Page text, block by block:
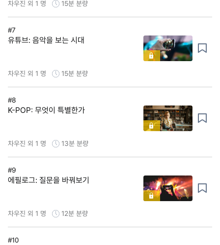
차우진 외 1 명 15분 분량
#7
유튜브: 음악을 보는 시대
차우진 외 1 명 15분 분량
#8
K-POP: 무엇이 특별한가
차우진 외 1 명 13분 분량
#9
에필로그: 질문을 바꿔보기
차우진 외 1 명 12분 분량
#10